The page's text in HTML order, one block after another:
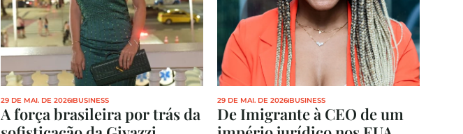
29 DE MAI. DE 2026 BUSINESS
A força brasileira por trás da
29 DE MAI. DE 2026 BUSINESS
De Imigrante à CEO de um